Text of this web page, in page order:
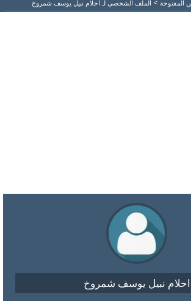
المفتوحة > الملف الشخصي لـ احلام نبيل يوسف شمروخ
احلام نبيل يوسف شمروخ